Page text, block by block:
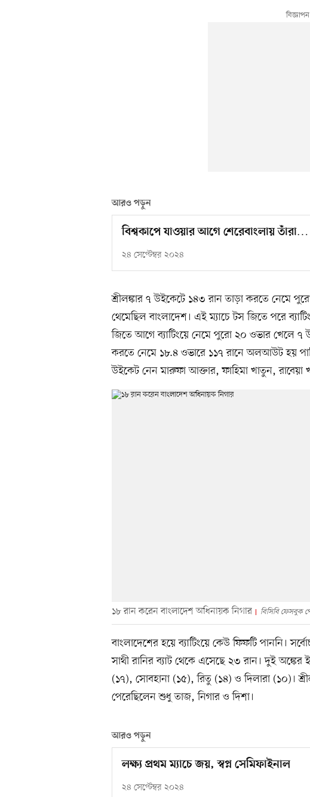
আরও পড়ুন
বিশ্বকাপে যাওয়ার আগে শেরেবাংলায় তাঁরা…
২৪ সেপ্টেম্বর ২০২৪
শ্রীলঙ্কার ৭ উইকেটে ১৪৩ রান তাড়া করতে নেমে
থেমেছিল বাংলাদেশ। এই ম্যাচে টস জিতে পরে
জিতে আগে ব্যাটিংয়ে নেমে পুরো ২০ ওভার খেলে ৭
করতে নেমে ১৮.৪ ওভারে ১১৭ রানে অলআউট হয়
উইকেট নেন মারুফা আক্তার, ফাহিমা খাতুন, রাবেয়া
১৮ রান করেন বাংলাদেশ অধিনায়ক নিগার বিসিবি ফেসবুক
বাংলাদেশের হয়ে ব্যাটিংয়ে কেউ ফিফটি পাননি।
সাথী রানির ব্যাট থেকে এসেছে ২৩ রান। দুই
(১৭), সোবহানা (১৫), রিতু (১৪) ও দিলারা (১০)।
পেরেছিলেন শুধু তাজ, নিগার ও দিশা।
আরও পড়ুন
লক্ষ্য প্রথম ম্যাচে জয়, স্বপ্ন সেমিফাইনাল
২৪ সেপ্টেম্বর ২০২৪